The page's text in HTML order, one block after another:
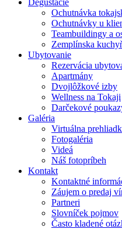
Degustácie
Ochutnávka
Ochutnávky u
Teambuildingy a
Zemplínska
Ubytovanie
Rezervácia
Apartmány
Dvojlôžkové izby
Wellness na Tokaji
Darčekové
Galéria
Virtuálna
Fotogaléria
Videá
Náš fotopríbeh
Kontakt
Kontaktné
Záujem o predaj
Partneri
Slovníček pojmov
Často kladené